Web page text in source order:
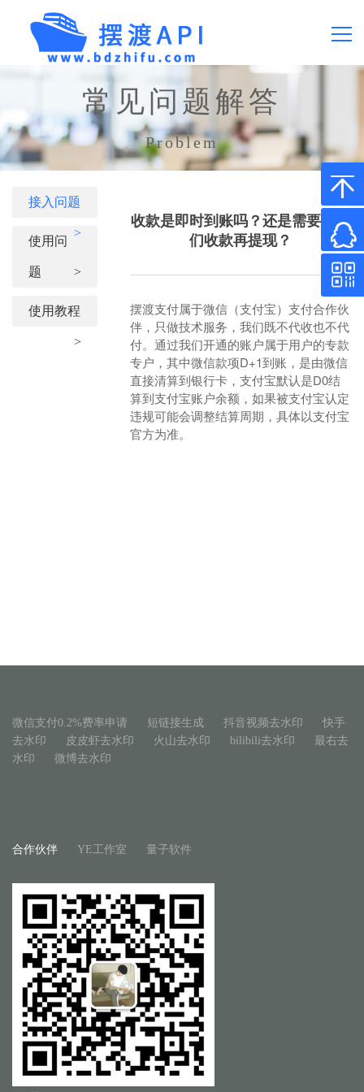
产品价格
API文档
常见问题解答
Problem
接入问题
>
使用问
题 >
使用教程
>
收款是即时到账吗？还是需要先你
们收款再提现？
摆渡支付属于微信（支付宝）支付合作伙
伴，只做技术服务，我们既不代收也不代
付。通过我们开通的账户属于用户的专款
专户，其中微信款项D+1到账，是由微信
直接清算到银行卡，支付宝默认是D0结
算到支付宝账户余额，如果被支付宝认定
违规可能会调整结算周期，具体以支付宝
官方为准。
微信支付0.2%费率申请 短链接生成 抖音视频去水印
快手
去水印
皮皮虾去水印 火山去水印 bilibili去水印
最右去
水印
微博去水印
合作伙伴 YE工作室 量子软件